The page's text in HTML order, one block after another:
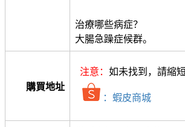
治療哪些病症？
大腸急躁症候群。
購買地址
注意： 如未找到，請縮
：蝦皮商城